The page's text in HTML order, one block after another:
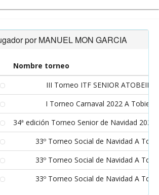
por MANUEL MON GARCIA
Nombre torneo
III Torneo ITF SENIOR ATOBEIRA
I Torneo Carnaval 2022 A Tobiera
34ª edición Torneo Senior de Navidad 2021
33º Torneo Social de Navidad A
33º Torneo Social de Navidad A
33º Torneo Social de Navidad A